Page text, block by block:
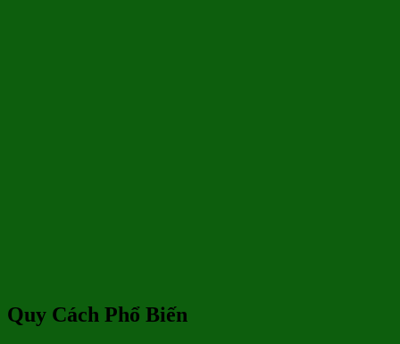
Quy Cách Phổ Biến